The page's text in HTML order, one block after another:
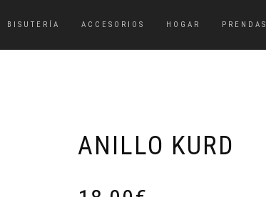
BISUTERÍA ACCESORIOS HOGAR PRENDAS
ANILLO KURD